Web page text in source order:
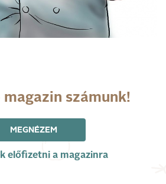
magazin számunk!
MEGNÉZEM
előfizetni a magazinra